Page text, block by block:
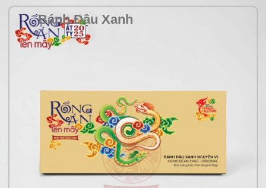
Bánh Đậu Xanh